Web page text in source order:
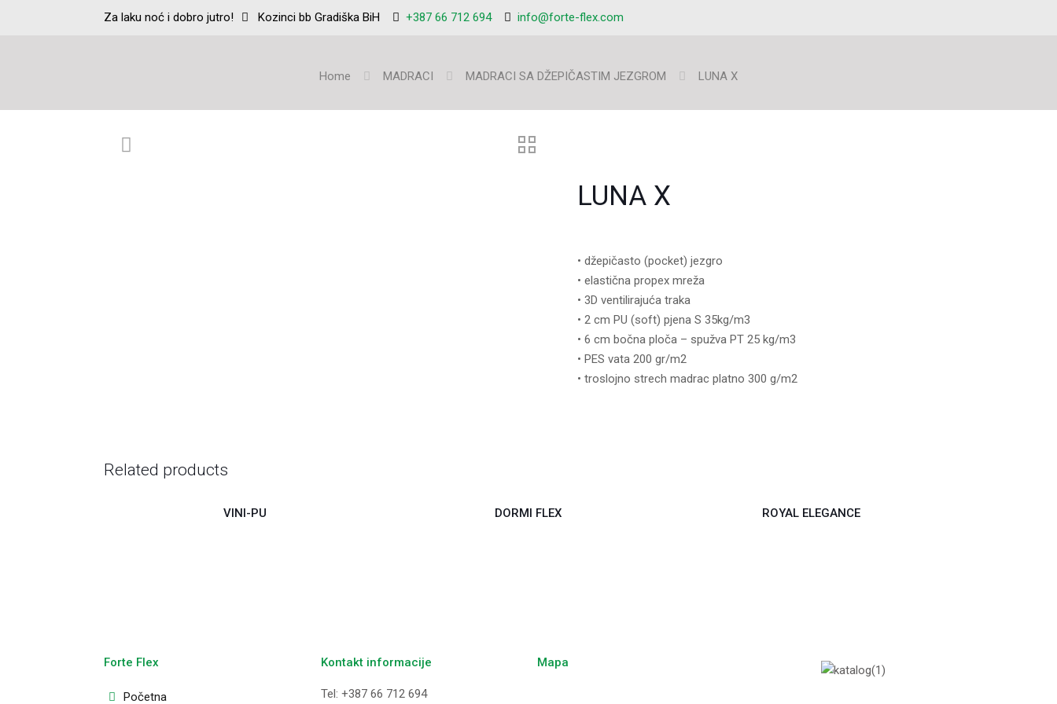
Za laku noć i dobro jutro! Kozinci bb Gradiška BiH +387 66 712 694 info@forte-flex.com
Home MADRACI MADRACI SA DŽEPIČASTIM JEZGROM LUNA X
LUNA X
• džepičasto (pocket) jezgro
• elastična propex mreža
• 3D ventilirajuća traka
• 2 cm PU (soft) pjena S 35kg/m3
• 6 cm bočna ploča – spužva PT 25 kg/m3
• PES vata 200 gr/m2
• troslojno strech madrac platno 300 g/m2
Related products
VINI-PU DORMI FLEX ROYAL ELEGANCE
Forte Flex
Početna
Kontakt informacije
Tel: +387 66 712 694
Mapa